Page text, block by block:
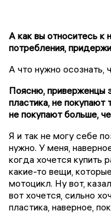
А как вы относитесь к
потребления,
А что нужно осознать,
Поясню, приверженцы
пластика, не покупают
не покупают больше,
Я и так не могу себе
нужно. У меня,
когда хочется купить
какие-то вещи,
мотоцикл. Ну вот,
вот хочется, сильно
пластика, наверное,